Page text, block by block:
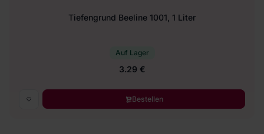
Tiefengrund Beeline 1001, 1 Liter
Auf Lager
3.29 €
Bestellen